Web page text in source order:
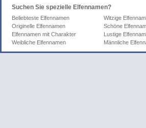
Suchen Sie spezielle Elfennamen?
Beliebteste Elfennamen Witzige
Originelle Elfennamen
Schöne
Elfennamen mit Charakter
Lustige
Weibliche Elfennamen
Männliche